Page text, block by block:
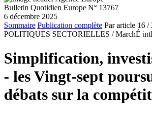
Bulletin Quotidien Europe N° 13767
6 décembre 2025
Sommaire Publication complète Par article 16 /
POLITIQUES SECTORIELLES / MarchÉ
Simplification,
- les Vingt-sept
débats sur la